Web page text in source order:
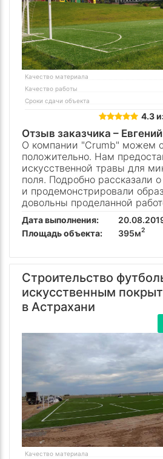
Качество материала
Качество работы
Сроки сдачи объекта
4.3
Отзыв заказчика – Евгений
О компании "Crumb" можем
положительно. Нам
искусственной травы для
поля. Подробно рассказали
и продемонстрировали
довольны проделанной
Дата выполнения:
Площадь объекта:
395м2
Строительство
искусственным
в Астрахани
Качество материала